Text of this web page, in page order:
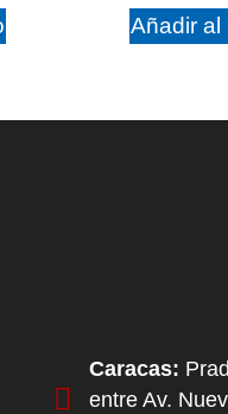
Añadir al
Caracas:
entre Av.